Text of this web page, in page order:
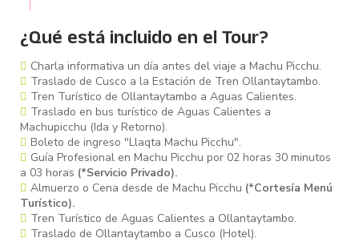
para conocer la cultura inca
y admirar la belleza natural
del Valle Sagrado de los Incas. Con la comodidad y el
ciudadela y sus alrededores en un solo día.
¡Si estás buscando una experiencia auténtica en Perú,
puedes perderte este tour!
¿Qué está incluido en el Tour?
Charla informativa un día antes del viaje a Machu Picchu.
Traslado de Cusco a la Estación de Tren Ollantaytambo.
Tren Turístico de Ollantaytambo a Aguas Calientes.
Traslado en bus turístico de Aguas Calientes a
Machupicchu (Ida y Retorno).
Boleto de ingreso "Llaqta Machu Picchu".
Guía Profesional en Machu Picchu por 02 horas 30 minutos
a 03 horas (*Servicio Privado).
Almuerzo o Cena desde de Machu Picchu (*Cortesía Menú
Turístico).
Tren Turístico de Aguas Calientes a Ollantaytambo.
Traslado de Ollantaytambo a Cusco (Hotel).